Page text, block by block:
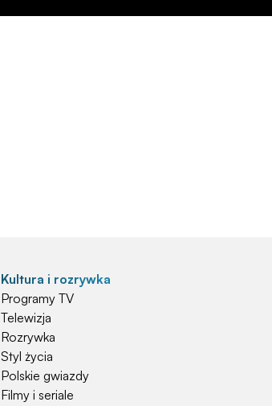
Kultura i rozrywka
Programy TV
Telewizja
Rozrywka
Styl życia
Polskie gwiazdy
Filmy i seriale